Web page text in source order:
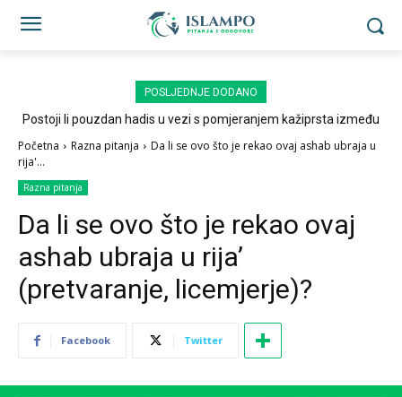
POSLJEDNJE DODANO
Postoji li pouzdan hadis u vezi s pomjeranjem kažiprsta između
Početna Razna pitanja
Da li se ovo što je rekao ovaj ashab ubraja u
rija'...
Razna pitanja
Da li se ovo što je rekao ovaj
ashab ubraja u rija’
(pretvaranje, licemjerje)?
Facebook Twitter